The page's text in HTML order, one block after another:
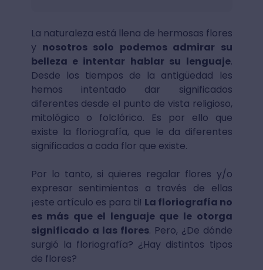
La naturaleza está llena de hermosas flores
y nosotros solo podemos admirar su
belleza e intentar hablar su lenguaje.
Desde los tiempos de la antigüedad les
hemos intentado dar significados
diferentes desde el punto de vista religioso,
mitológico o folclórico. Es por ello que
existe la floriografía, que le da diferentes
significados a cada flor que existe.
Por lo tanto, si quieres regalar flores y/o
expresar sentimientos a través de ellas
¡este artículo es para ti! La floriografía no
es más que el lenguaje que le otorga
significado a las flores. Pero, ¿De dónde
surgió la floriografía? ¿Hay distintos tipos
de flores?